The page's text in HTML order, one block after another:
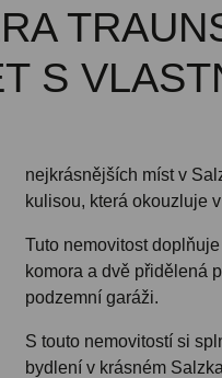
S
nejkrásnějších míst v
kulisou, která okouzluje
Tuto nemovitost
komora a dvě přidělená
podzemní garáži.
S touto nemovitostí si
bydlení v krásném